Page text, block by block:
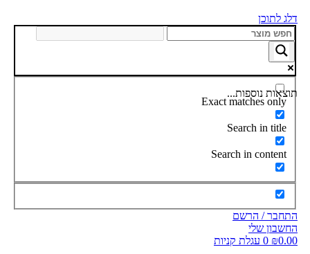
דלג לתוכן
תוצאות נוספות...
Exact matches only
Search in title
Search in content
התחבר / הרשם
החשבון שלי
₪0.00
0 עגלת קניות